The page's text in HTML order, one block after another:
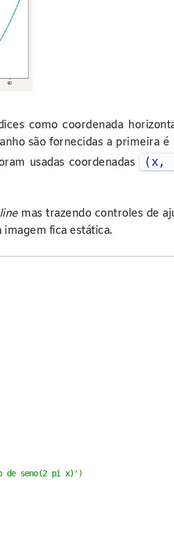
como coordenada
são fornecidas a primeira
usadas coordenadas
(x,
mas trazendo controles de
imagem fica estática.
de seno(2 pi x)' )